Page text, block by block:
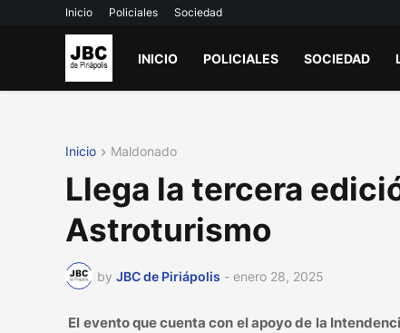
Inicio Policiales Sociedad
INICIO POLICIALES SOCIEDAD
Inicio Maldonado
Llega la tercera
Astroturismo
by JBC de Piriápolis - enero 28, 2025
El evento que cuenta con el apoyo de la